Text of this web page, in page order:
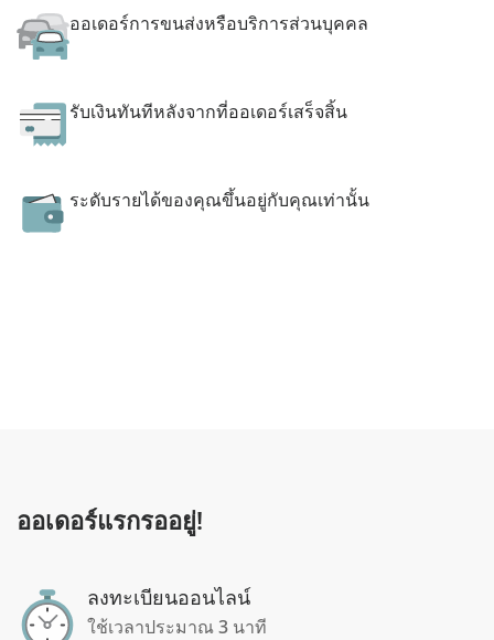
ออเดอร์การขนส่งหรือบริการส่วนบุคคล
รับเงินทันทีหลังจากที่ออเดอร์เสร็จสิ้น
ระดับรายได้ของคุณขึ้นอยู่กับคุณเท่านั้น
ออเดอร์แรกรออยู่!
ลงทะเบียนออนไลน์
ใช้เวลาประมาณ 3 นาที